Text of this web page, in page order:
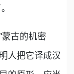
古的机密
人把它译成汉